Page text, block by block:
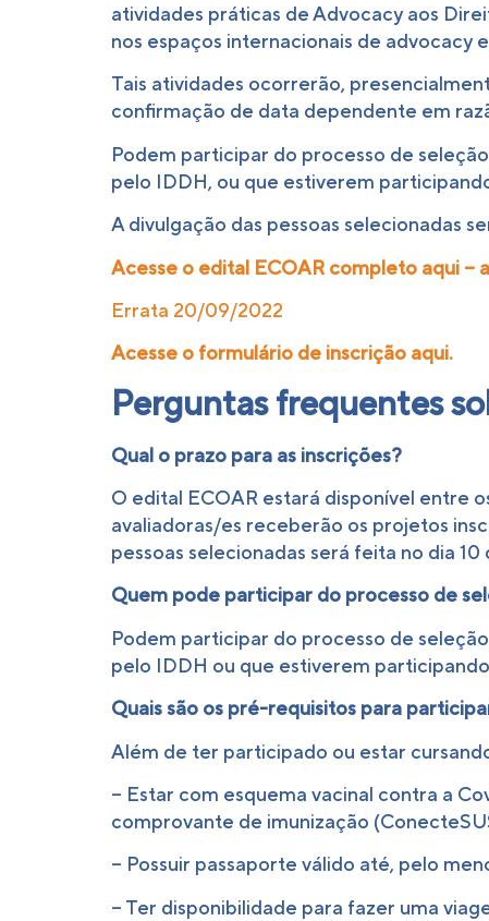
atividades práticas de Advocacy aos
nos espaços internacionais de advocacy
Tais atividades ocorrerão,
confirmação de data dependente em
Podem participar do processo de
pelo IDDH, ou que estiverem
A divulgação das pessoas selecionadas
Acesse o edital ECOAR completo aqui –
Errata 20/09/2022
Acesse o formulário de inscrição aqui.
Perguntas frequentes
Qual o prazo para as inscrições?
O edital ECOAR estará disponível entre
avaliadoras/es receberão os projetos
pessoas selecionadas será feita no dia
Quem pode participar do processo de
Podem participar do processo de
pelo IDDH ou que estiverem
Quais são os pré-requisitos para
Além de ter participado ou estar
– Estar com esquema vacinal contra a
comprovante de imunização
– Possuir passaporte válido até, pelo
– Ter disponibilidade para fazer uma